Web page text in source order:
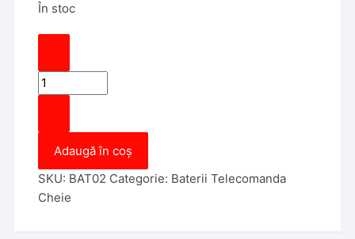
În stoc
Cantitate
Baterie
CR2025
pentru
Telecomenzi
cheie
Adaugă în coș
SKU: BAT02 Categorie: Baterii Telecomanda
Cheie